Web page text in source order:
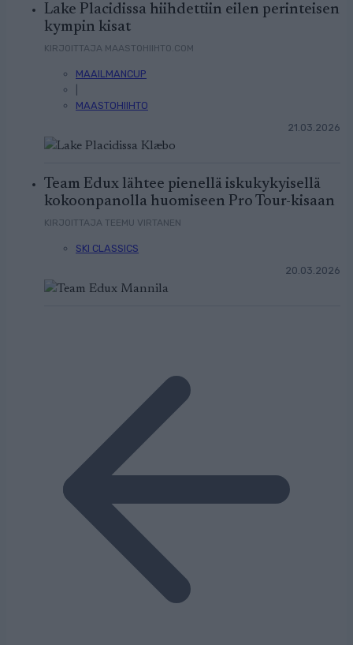
Lake Placidissa hiihdettiin eilen perinteisen
kympin kisat
KIRJOITTAJA MAASTOHIIHTO.COM
MAAILMANCUP
MAASTOHIIHTO
21.03.2026
Team Edux lähtee pienellä iskukykyisellä
kokoonpanolla huomiseen Pro Tour-kisaan
KIRJOITTAJA TEEMU VIRTANEN
SKI CLASSICS
20.03.2026